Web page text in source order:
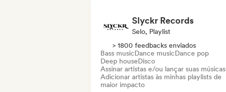
Slyckr Records
Selo, Playlist
> 1800 feedbacks enviados
Bass musicDance musicDance pop
Deep houseDisco
Assinar artistas e/ou lançar suas músicas
Adicionar artistas às minhas playlists de
maior impacto